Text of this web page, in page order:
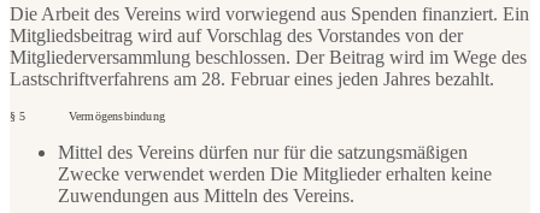
Die Arbeit des Vereins wird vorwiegend aus Spenden finanziert. Ein
Mitgliedsbeitrag wird auf Vorschlag des Vorstandes von der
Mitgliederversammlung beschlossen. Der Beitrag wird im Wege des
Lastschriftverfahrens am 28. Februar eines jeden Jahres bezahlt.
§ 5 Vermögensbindung
Mittel des Vereins dürfen nur für die satzungsmäßigen
Zwecke verwendet werden Die Mitglieder erhalten keine
Zuwendungen aus Mitteln des Vereins.